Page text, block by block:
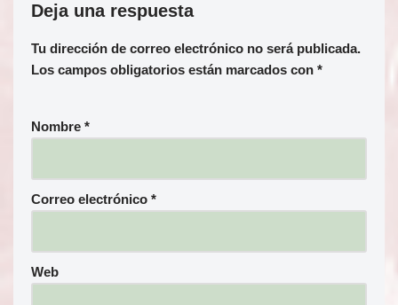
Deja una respuesta
Tu dirección de correo electrónico no será publicada.
Los campos obligatorios están marcados con *
Nombre *
Correo electrónico *
Web